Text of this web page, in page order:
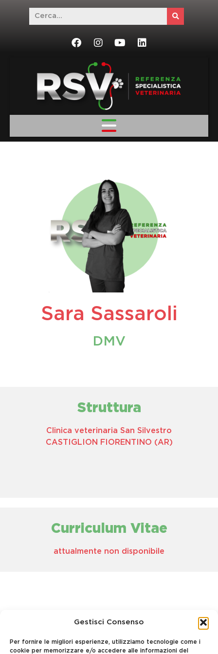
Gestisci Consenso
Per fornire le migliori esperienze, utilizziamo tecnologie come i
cookie per memorizzare e/o accedere alle informazioni del
Sara Sassaroli
DMV
Struttura
Clinica veterinaria San Silvestro
CASTIGLION FIORENTINO (AR)
Curriculum Vitae
attualmente non disponibile